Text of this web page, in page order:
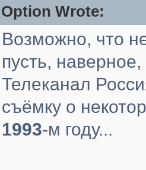
Option Wrote:
Возможно, что
пусть,
Телеканал
съёмку о
1993-м году...